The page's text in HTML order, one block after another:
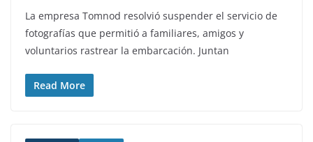
La empresa Tomnod resolvió suspender el servicio de
fotografías que permitió a familiares, amigos y
voluntarios rastrear la embarcación. Juntan
Read More